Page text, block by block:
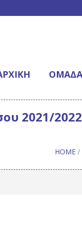
ΟΜΆΔΑ
2021/2022
HOME /